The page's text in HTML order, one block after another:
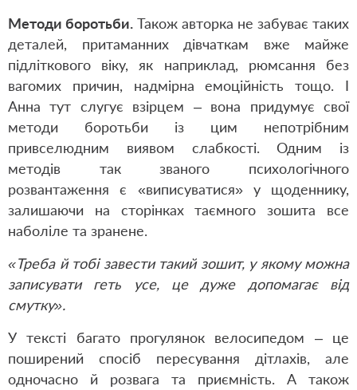
Методи боротьби. Також авторка не забуває таких
деталей, притаманних дівчаткам вже майже
підліткового віку, як наприклад, рюмсання без
вагомих причин, надмірна емоційність тощо. І
Анна тут слугує взірцем – вона придумує свої
методи боротьби із цим непотрібним
привселюдним виявом слабкості. Одним із
методів так званого психологічного
розвантаження є «виписуватися» у щоденнику,
залишаючи на сторінках таємного зошита все
наболіле та зранене.
«Треба й тобі завести такий зошит, у якому можна
записувати геть усе, це дуже допомагає від
смутку».
У тексті багато прогулянок велосипедом – це
поширений спосіб пересування дітлахів, але
одночасно й розвага та приємність. А також